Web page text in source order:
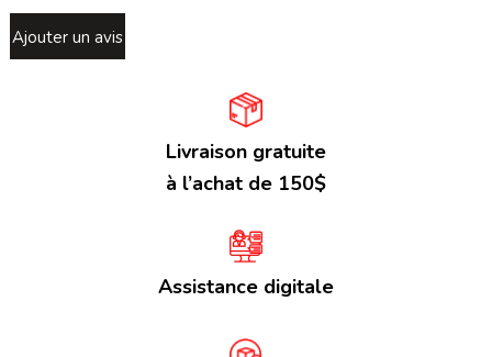
Ajouter un avis
Livraison gratuite
à l’achat de 150$
Assistance digitale